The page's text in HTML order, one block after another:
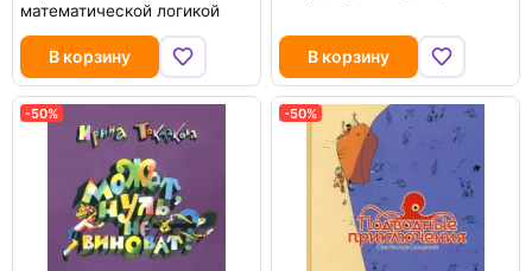
математической логикой
В корзину В корзину
-50% -50%